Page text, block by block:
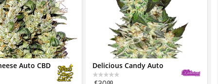
Auto CBD Delicious Candy Auto
€ 00